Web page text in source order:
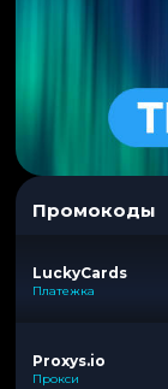
Промокоды
LuckyCards
Платежка
Proxys.io
Прокси